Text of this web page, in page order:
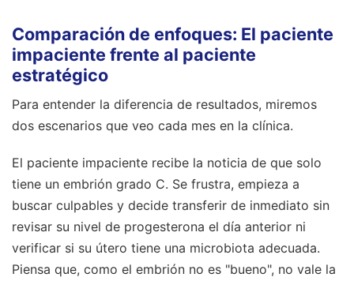
Comparación de enfoques: El paciente
impaciente frente al paciente
estratégico
Para entender la diferencia de resultados, miremos
dos escenarios que veo cada mes en la clínica.
El paciente impaciente recibe la noticia de que solo
tiene un embrión grado C. Se frustra, empieza a
buscar culpables y decide transferir de inmediato sin
revisar su nivel de progesterona el día anterior ni
verificar si su útero tiene una microbiota adecuada.
Piensa que, como el embrión no es "bueno", no vale la